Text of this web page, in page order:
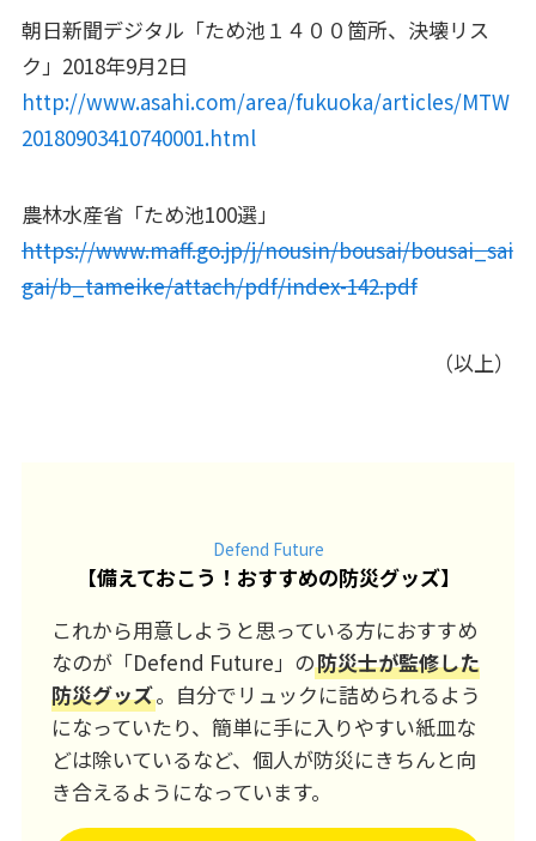
朝日新聞デジタル「ため池１４００箇所、決壊リス
ク」2018年9月2日
http://www.asahi.com/area/fukuoka/articles/MTW
20180903410740001.html
農林水産省「ため池100選」
https://www.maff.go.jp/j/nousin/bousai/bousai_sai
gai/b_tameike/attach/pdf/index-142.pdf
（以上）
Defend Future
【備えておこう！おすすめの防災グッズ】
これから用意しようと思っている方におすすめ
なのが「Defend Future」の防災士が監修した
防災グッズ。自分でリュックに詰められるよう
になっていたり、簡単に手に入りやすい紙皿な
どは除いているなど、個人が防災にきちんと向
き合えるようになっています。